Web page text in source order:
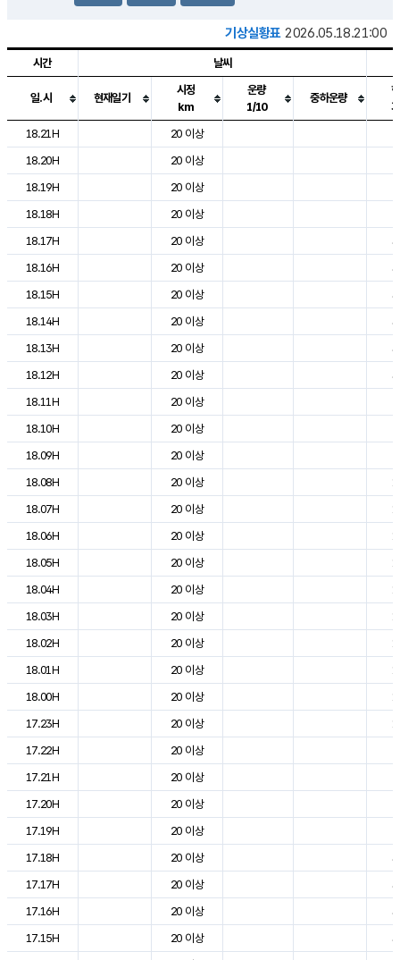
기상실황표 2026.05.18.21:00
도시별 기상실황표로 지점, 날씨, 기온, 강수, 바람, 기압등을 안내한 표입
시간 날씨
일.시 현재일기
시정
km
운량
1/10
중하운량
18.21H
20 이상
18.20H
20 이상
18.19H
20 이상
18.18H
20 이상
18.17H
20 이상
18.16H
20 이상
18.15H
20 이상
18.14H
20 이상
18.13H
20 이상
18.12H
20 이상
18.11H
20 이상
18.10H
20 이상
18.09H
20 이상
18.08H
20 이상
18.07H
20 이상
18.06H
20 이상
18.05H
20 이상
18.04H
20 이상
18.03H
20 이상
18.02H
20 이상
18.01H
20 이상
18.00H
20 이상
17.23H
20 이상
17.22H
20 이상
17.21H
20 이상
17.20H
20 이상
17.19H
20 이상
17.18H
20 이상
17.17H
20 이상
17.16H
20 이상
17.15H
20 이상